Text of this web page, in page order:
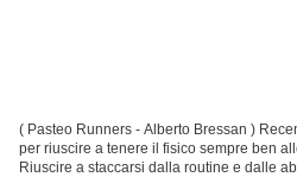
( Pasteo Runners - Alberto Bressan )
per riuscire a tenere il fisico sempre ben
Riuscire a staccarsi dalla routine e dalle